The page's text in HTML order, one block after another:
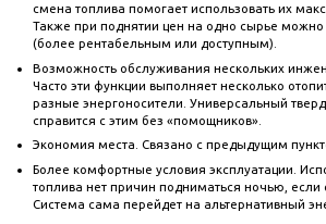
смена топлива помогает использовать их
Также при поднятии цен на одно сырье можно
(более рентабельным или доступным).
Возможность обслуживания нескольких
Часто эти функции выполняет несколько
разные энергоносители. Универсальный
справится с этим без «помощников».
Экономия места. Связано с предыдущим
Более комфортные условия эксплуатации.
топлива нет причин подниматься ночью, если
Система сама перейдет на альтернативный